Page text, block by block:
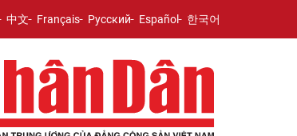
中文 Français Русский Español 한국어